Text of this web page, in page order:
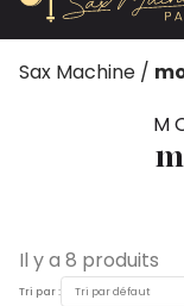
Sax Machine /
Il y a 8 produits
Tri par :